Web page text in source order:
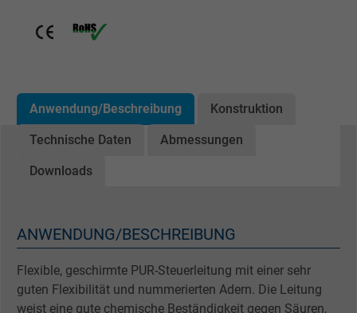
Anwendung/Beschreibung Konstruktion
Technische Daten Abmessungen
Downloads
ANWENDUNG/BESCHREIBUNG
Flexible, geschirmte PUR-Steuerleitung mit einer sehr
guten Flexibilität und nummerierten Adern. Die Leitung
weist eine gute chemische Beständigkeit gegen Säuren,